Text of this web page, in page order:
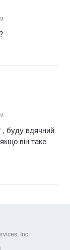
, буду вдячний
він таке
Inc.